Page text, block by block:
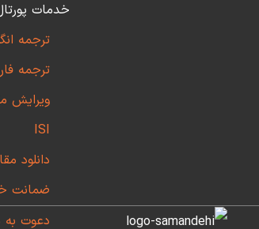
خدمات
ترجمه
ترجمه
ویرایش
ISI
دانلود
ضمانت
دعوت به